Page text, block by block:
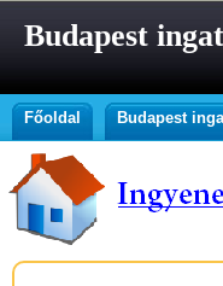
Budapest
Főoldal Budapest